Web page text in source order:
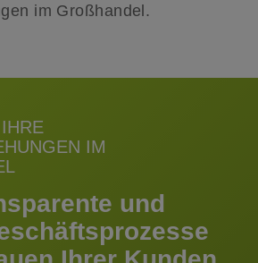
im Großhandel.
IM
und